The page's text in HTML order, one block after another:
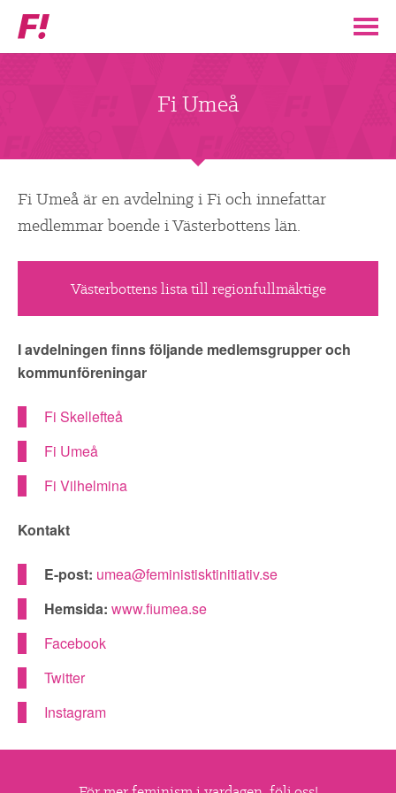
Feministiskt
initiativ
▼
ENAD RÖST
PARTILEDARE
FÖR MEDLEMMAR
Fi Umeå
Fi Umeå är en avdelning i Fi och innefattar
medlemmar boende i Västerbottens län.
Västerbottens lista till regionfullmäktige
I avdelningen finns följande medlemsgrupper och
kommunföreningar
Fi Skellefteå
Fi Umeå
Fi Vilhelmina
Kontakt
E-post: umea@feministisktinitiativ.se
Hemsida: www.fiumea.se
Facebook
Twitter
Instagram